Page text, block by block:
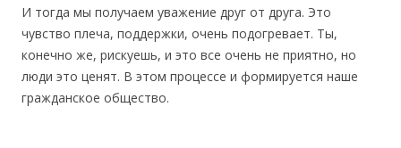
И тогда мы получаем уважение друг от друга. Это
чувство плеча, поддержки, очень подогревает. Ты,
конечно же, рискуешь, и это все очень не приятно, но
люди это ценят. В этом процессе и формируется наше
гражданское общество.